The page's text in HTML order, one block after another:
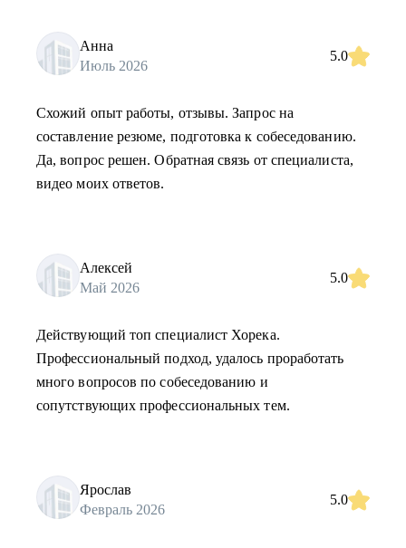
Анна
Июль 2026
5.0
Схожий опыт работы, отзывы. Запрос на
составление резюме, подготовка к собеседованию.
Да, вопрос решен. Обратная связь от специалиста,
видео моих ответов.
Алексей
Май 2026
5.0
Действующий топ специалист Хорека.
Профессиональный подход, удалось проработать
много вопросов по собеседованию и
сопутствующих профессиональных тем.
Ярослав
Февраль 2026
5.0